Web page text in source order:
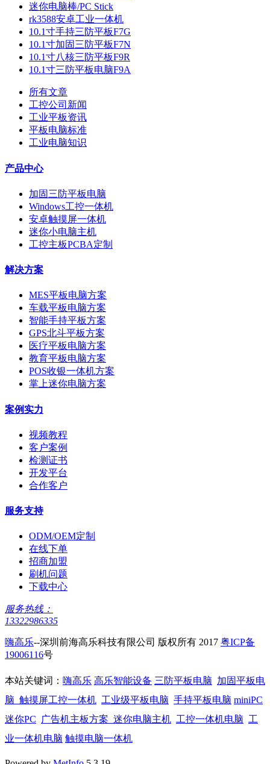
迷你电脑棒/PC Stick
rk3588安卓工业一体机
10.1寸手持三防平板F7G
10.1寸加固三防平板F7N
10.1寸八核三防平板F9R
10.1寸三防平板电脑F9A
所有文章
工控公司新闻
工业平板资讯
平板电脑标准
工业电脑知识
产品中心
加固三防平板电脑
Windows工控一体机
安卓触摸屏一体机
迷你小电脑主机
工控主板PCBA定制
解决方案
MES平板电脑方案
车载平板电脑方案
智能手持平板方案
GPS北斗平板方案
医疗平板电脑方案
教育平板电脑方案
POS收银一体机方案
掌上迷你电脑方案
案例实力
视频教程
客户案例
检测证书
开发平台
合作客户
服务支持
ODM/OEM定制
在线下单
招商加盟
刷机问题
下载中心
服务热线：
13322986335
嗨高乐--深圳前海高乐科技有限公司 版权所有 2017 粤ICP备
19006116号
本站关键词： 嗨高乐 高乐智能设备 三防平板电脑 加固平板电
脑 触摸屏工控一体机 工业级平板电脑 手持平板电脑 miniPC
迷你PC 广告机主板方案 迷你电脑主机 工控一体机电脑 工
业一体机电脑 触摸电脑一体机